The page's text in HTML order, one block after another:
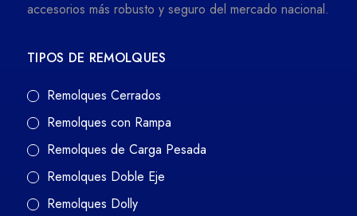
accesorios más robusto y seguro del mercado nacional.
TIPOS DE REMOLQUES
Remolques Cerrados
Remolques con Rampa
Remolques de Carga Pesada
Remolques Doble Eje
Remolques Dolly